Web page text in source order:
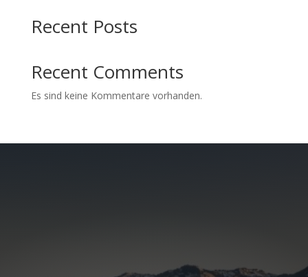
Recent Posts
Recent Comments
Es sind keine Kommentare vorhanden.